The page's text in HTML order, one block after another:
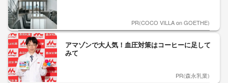
PR(COCO VILLA on GOETHE)
アマゾンで大人気！血圧対策はコーヒーに足して
みて
PR(森永乳業)